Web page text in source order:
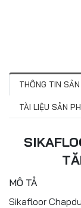
THÔNG TIN
TÀI LIỆU SẢN
MÔ TẢ
Sikafloor